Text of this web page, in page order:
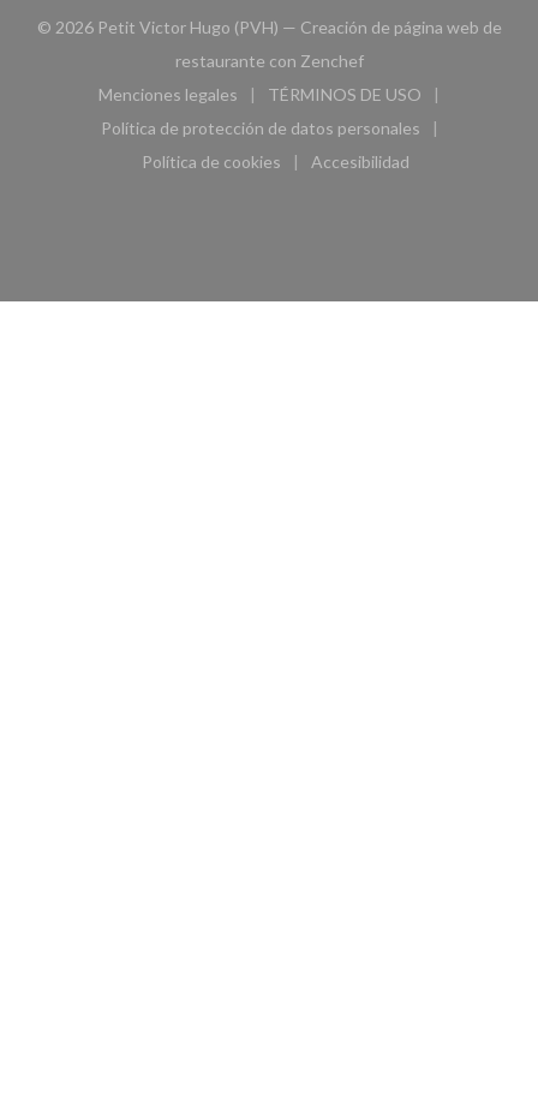
© 2026 Petit Victor Hugo (PVH) — Creación de página web de
restaurante con Zenchef((abre en una nueva
Menciones legales
((abre en una nueva ventana))
TÉRMINOS DE USO
((abre en una nueva
Política de protección de datos personales
((abre en una nueva ventana))
Política de cookies
((abre en una nueva ventana))
Accesibilidad